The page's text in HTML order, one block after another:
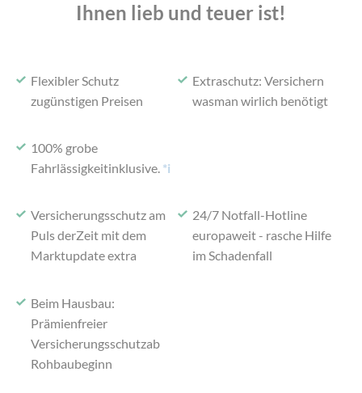
Ihnen lieb und teuer ist!
Flexibler Schutz
zugünstigen Preisen
Extraschutz: Versichern
wasman wirlich benötigt
100% grobe
Fahrlässigkeitinklusive. *i
Versicherungsschutz am
Puls derZeit mit dem
Marktupdate extra
24/7 Notfall-Hotline
europaweit - rasche Hilfe
im Schadenfall
Beim Hausbau:
Prämienfreier
Versicherungsschutzab
Rohbaubeginn